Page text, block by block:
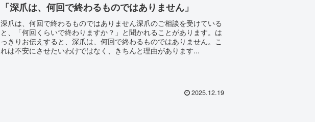
「深爪は、何回で終わるものではありません」
深爪は、何回で終わるものではありません深爪のご相談を受けている
と、「何回くらいで終わりますか？」と聞かれることがあります。は
っきりお伝えすると、深爪は、何回で終わるものではありません。こ
れは不安にさせたいわけではなく、きちんと理由があります...
2025.12.19